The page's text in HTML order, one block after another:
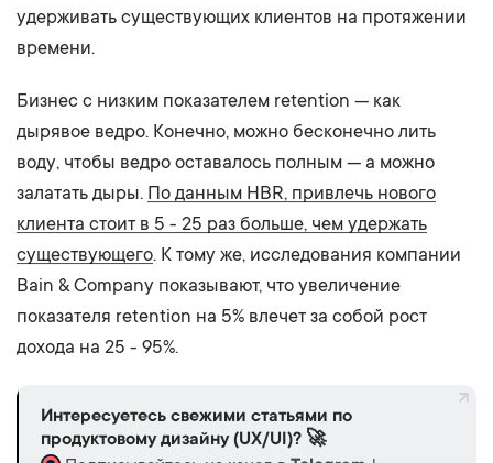
удерживать существующих клиентов на протяжении
времени.
Бизнес с низким показателем retention — как
дырявое ведро. Конечно, можно бесконечно лить
воду, чтобы ведро оставалось полным — а можно
залатать дыры. По данным HBR, привлечь нового
клиента стоит в 5 - 25 раз больше, чем удержать
существующего. К тому же, исследования компании
Bain & Company показывают, что увеличение
показателя retention на 5% влечет за собой рост
дохода на 25 - 95%.
Интересуетесь свежими статьями по
продуктовому дизайну (UX/UI)? 🚀